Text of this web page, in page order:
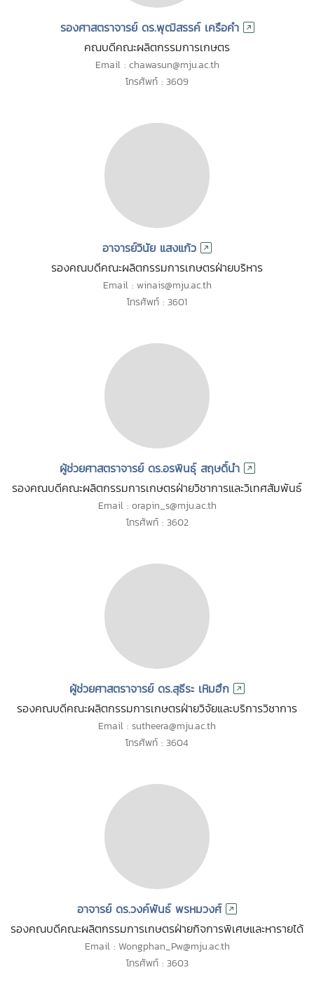
รองศาสตราจารย์ ดร.พุฒิสรรค์ เครือคำ
คณบดีคณะผลิตกรรมการเกษตร
Email : chawasun@mju.ac.th
โทรศัพท์ : 3609
อาจารย์วินัย แสงแก้ว
รองคณบดีคณะผลิตกรรมการเกษตรฝ่ายบริหาร
Email : winais@mju.ac.th
โทรศัพท์ : 3601
ผู้ช่วยศาสตราจารย์ ดร.อรพินธุ์ สฤษดิ์นำ
รองคณบดีคณะผลิตกรรมการเกษตรฝ่ายวิชาการและวิเทศสัมพันธ์
Email : orapin_s@mju.ac.th
โทรศัพท์ : 3602
ผู้ช่วยศาสตราจารย์ ดร.สุธีระ เหิมฮึก
รองคณบดีคณะผลิตกรรมการเกษตรฝ่ายวิจัยและบริการวิชาการ
Email : sutheera@mju.ac.th
โทรศัพท์ : 3604
อาจารย์ ดร.วงค์พันธ์ พรหมวงศ์
รองคณบดีคณะผลิตกรรมการเกษตรฝ่ายกิจการพิเศษและหารายได้
Email : Wongphan_Pw@mju.ac.th
โทรศัพท์ : 3603